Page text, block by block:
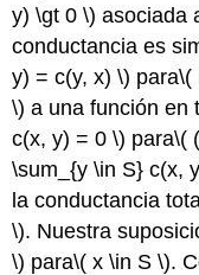
en\
(
\Z
\)
Caminatas
aleatorias
en\
(
\Z^k
\)
y) \gt 0 \) asociada
conductancia es
y) = c(y, x) \) para\(
\) a una función en
c(x, y) = 0 \) para\(
\sum_{y \in S} c(x,
la conductancia
\). Nuestra
\) para\( x \in S \).